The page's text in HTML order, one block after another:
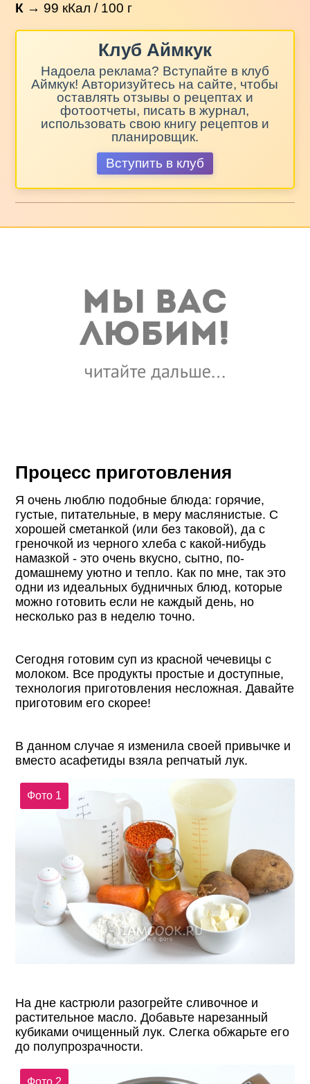
К → 99 кКал / 100 г
Клуб Аймкук
Надоела реклама? Вступайте в клуб
Аймкук! Авторизуйтесь на сайте, чтобы
оставлять отзывы о рецептах и
фотоотчеты, писать в журнал,
использовать свою книгу рецептов и
планировщик.
Вступить в клуб
Процесс приготовления
Я очень люблю подобные блюда: горячие,
густые, питательные, в меру маслянистые. С
хорошей сметанкой (или без таковой), да с
греночкой из черного хлеба с какой-нибудь
намазкой - это очень вкусно, сытно, по-
домашнему уютно и тепло. Как по мне, так это
одни из идеальных будничных блюд, которые
можно готовить если не каждый день, но
несколько раз в неделю точно.
Сегодня готовим суп из красной чечевицы с
молоком. Все продукты простые и доступные,
технология приготовления несложная. Давайте
приготовим его скорее!
В данном случае я изменила своей привычке и
вместо асафетиды взяла репчатый лук.
Фото 1
На дне кастрюли разогрейте сливочное и
растительное масло. Добавьте нарезанный
кубиками очищенный лук. Слегка обжарьте его
до полупрозрачности.